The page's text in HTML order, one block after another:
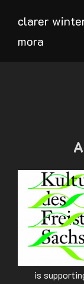
content
clarer
mora
is